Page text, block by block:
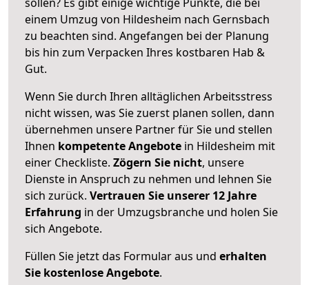
einem Umzug von Hildesheim nach Gernsbach
zu beachten sind. Angefangen bei der Planung
bis hin zum Verpacken Ihres kostbaren Hab &
Gut.
Wenn Sie durch Ihren alltäglichen Arbeitsstress
nicht wissen, was Sie zuerst planen sollen, dann
übernehmen unsere Partner für Sie und stellen
Ihnen kompetente Angebote in Hildesheim mit
einer Checkliste. Zögern Sie nicht, unsere
Dienste in Anspruch zu nehmen und lehnen Sie
sich zurück. Vertrauen Sie unserer 12 Jahre
Erfahrung in der Umzugsbranche und holen Sie
sich Angebote.
Füllen Sie jetzt das Formular aus und erhalten
Sie kostenlose Angebote.